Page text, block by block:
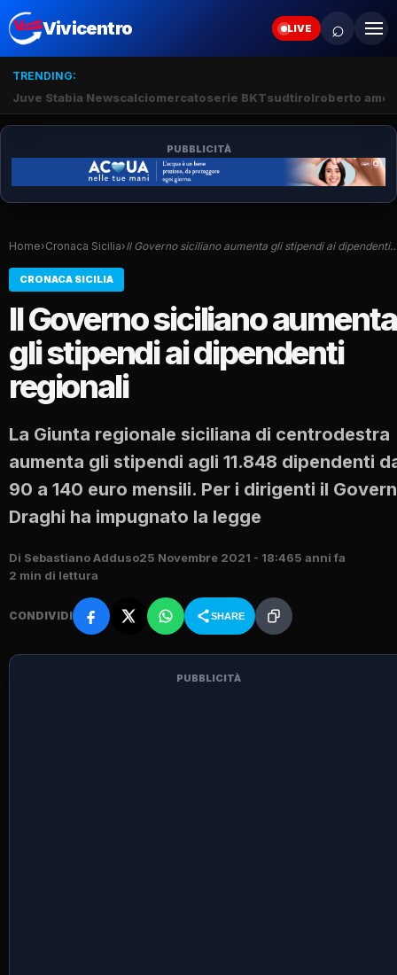
Vivicentro LIVE ⌕
TRENDING:
Juve Stabia Newscalciomercatoserie BKTsudtirolroberto
PUBBLICITÀ
Home›Cronaca Sicilia›Il Governo siciliano aumenta gli stipendi ai
CRONACA SICILIA
Il Governo siciliano aumenta
gli stipendi ai dipendenti
regionali
La Giunta regionale siciliana di centrodestra
aumenta gli stipendi agli 11.848 dipendenti
90 a 140 euro mensili. Per i dirigenti il
Draghi ha impugnato la legge
Di Sebastiano Adduso25 Novembre 2021 - 18:465 anni fa
2 min di lettura
CONDIVIDI SHARE
PUBBLICITÀ